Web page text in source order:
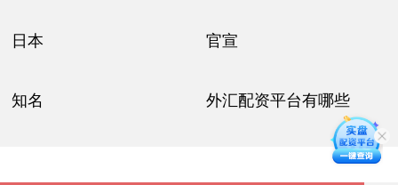
日本 官宣
知名 外汇配资平台有哪些